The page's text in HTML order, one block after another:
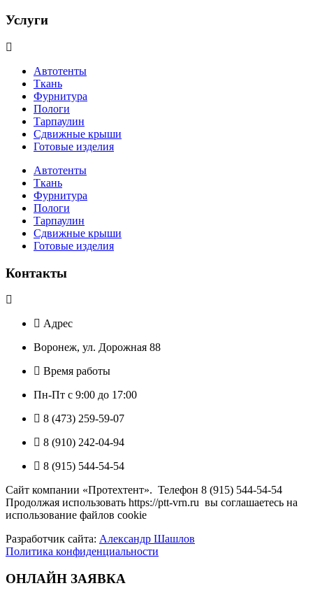
Услуги
Автотенты
Ткань
Фурнитура
Пологи
Тарпаулин
Сдвижные крыши
Готовые изделия
Автотенты
Ткань
Фурнитура
Пологи
Тарпаулин
Сдвижные крыши
Готовые изделия
Контакты
Адрес
Воронеж, ул. Дорожная 88
Время работы
Пн-Пт с 9:00 до 17:00
8 (473) 259-59-07
8 (910) 242-04-94
8 (915) 544-54-54
Сайт компании «Протехтент». Телефон 8 (915) 544-54-54
Продолжая использовать https://ptt-vrn.ru вы соглашаетесь на
использование файлов cookie
Разработчик сайта: Александр Шашлов
Политика конфиденциальности
ОНЛАЙН ЗАЯВКА